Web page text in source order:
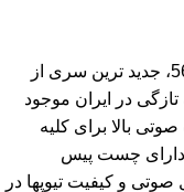
گوشی پزشکی لیتمن کلاسیک سرمه ای 5622، جدید ترین سری از
در ایران موجود
بالا برای کلیه
چست پیس
صوتی و کیفیت تیوپها در